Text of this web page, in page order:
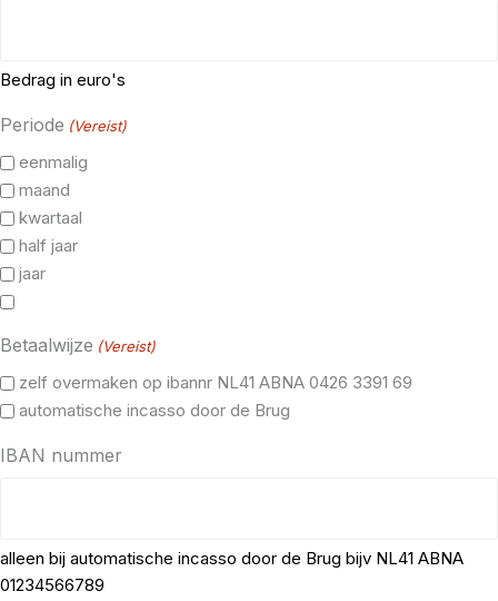
Bedrag in euro's
Periode (Vereist)
eenmalig
maand
kwartaal
half jaar
jaar
Betaalwijze (Vereist)
zelf overmaken op ibannr NL41 ABNA 0426 3391 69
automatische incasso door de Brug
IBAN nummer
alleen bij automatische incasso door de Brug bijv NL41 ABNA
01234566789